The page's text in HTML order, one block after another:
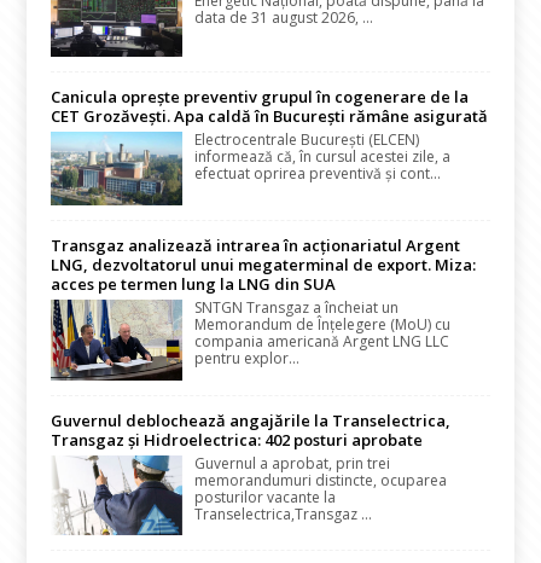
data de 31 august 2026, ...
Canicula oprește preventiv grupul în cogenerare de la
CET Grozăvești. Apa caldă în București rămâne asigurată
Electrocentrale București (ELCEN)
informează că, în cursul acestei zile, a
efectuat oprirea preventivă și cont...
Transgaz analizează intrarea în acționariatul Argent
LNG, dezvoltatorul unui megaterminal de export. Miza:
acces pe termen lung la LNG din SUA
SNTGN Transgaz a încheiat un
Memorandum de Înțelegere (MoU) cu
compania americană Argent LNG LLC
pentru explor...
Guvernul deblochează angajările la Transelectrica,
Transgaz și Hidroelectrica: 402 posturi aprobate
Guvernul a aprobat, prin trei
memorandumuri distincte, ocuparea
posturilor vacante la
Transelectrica,Transgaz ...